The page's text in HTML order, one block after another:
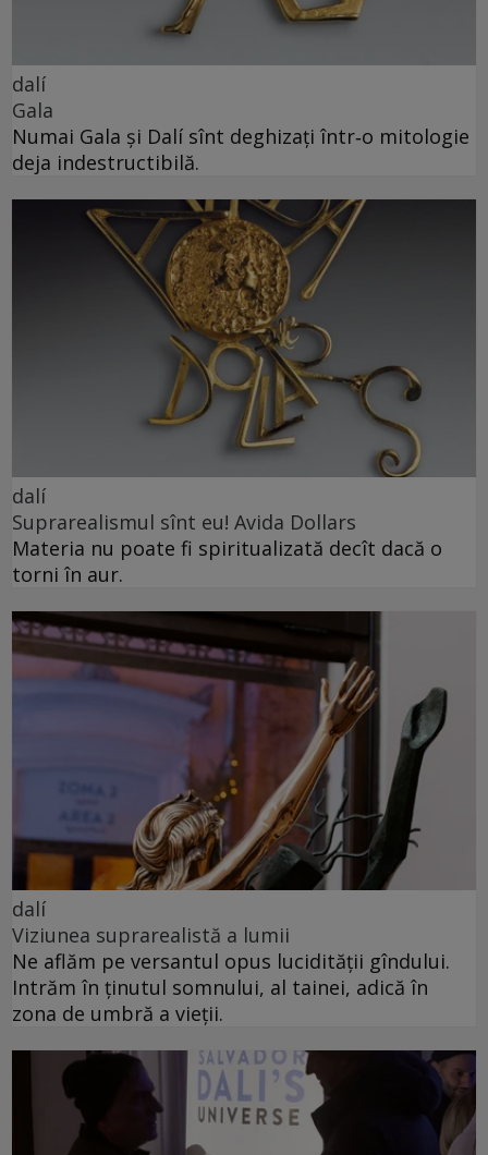
dalí
Gala
Numai Gala și Dalí sînt deghizați într‑o mitologie
deja indestructibilă.
dalí
Suprarealismul sînt eu! Avida Dollars
Materia nu poate fi spiritualizată decît dacă o
torni în aur.
dalí
Viziunea suprarealistă a lumii
Ne aflăm pe versantul opus lucidității gîndului.
Intrăm în ținutul somnului, al tainei, adică în
zona de umbră a vieții.